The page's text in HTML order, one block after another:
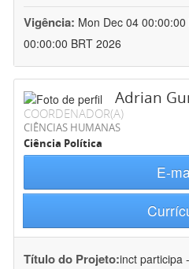
Vigência: Mon Dec 04
00:00:00 BRT 2026
Adrian
COORDENADOR(A)
CIÊNCIAS HUMANAS
Ciência Política
E-
Título do Projeto:inct participa